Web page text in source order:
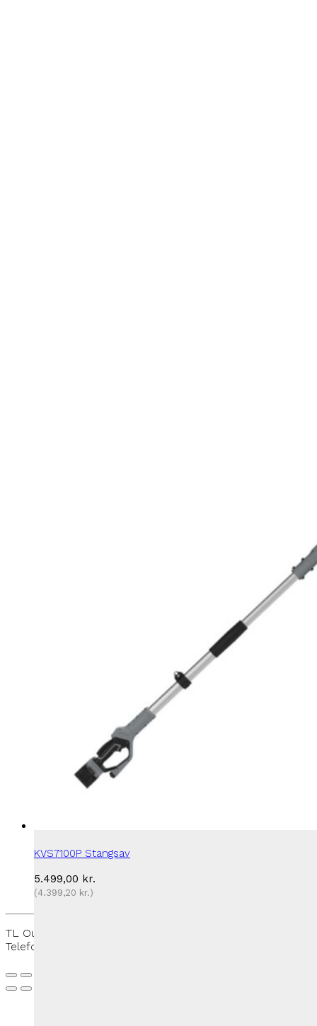
KVS7100P Stangsav
5.499,00 kr.
(4.399,20 kr.)
TL Outdoor - Rantzausmindevej 109, 5700 Svendborg -
Telefon: